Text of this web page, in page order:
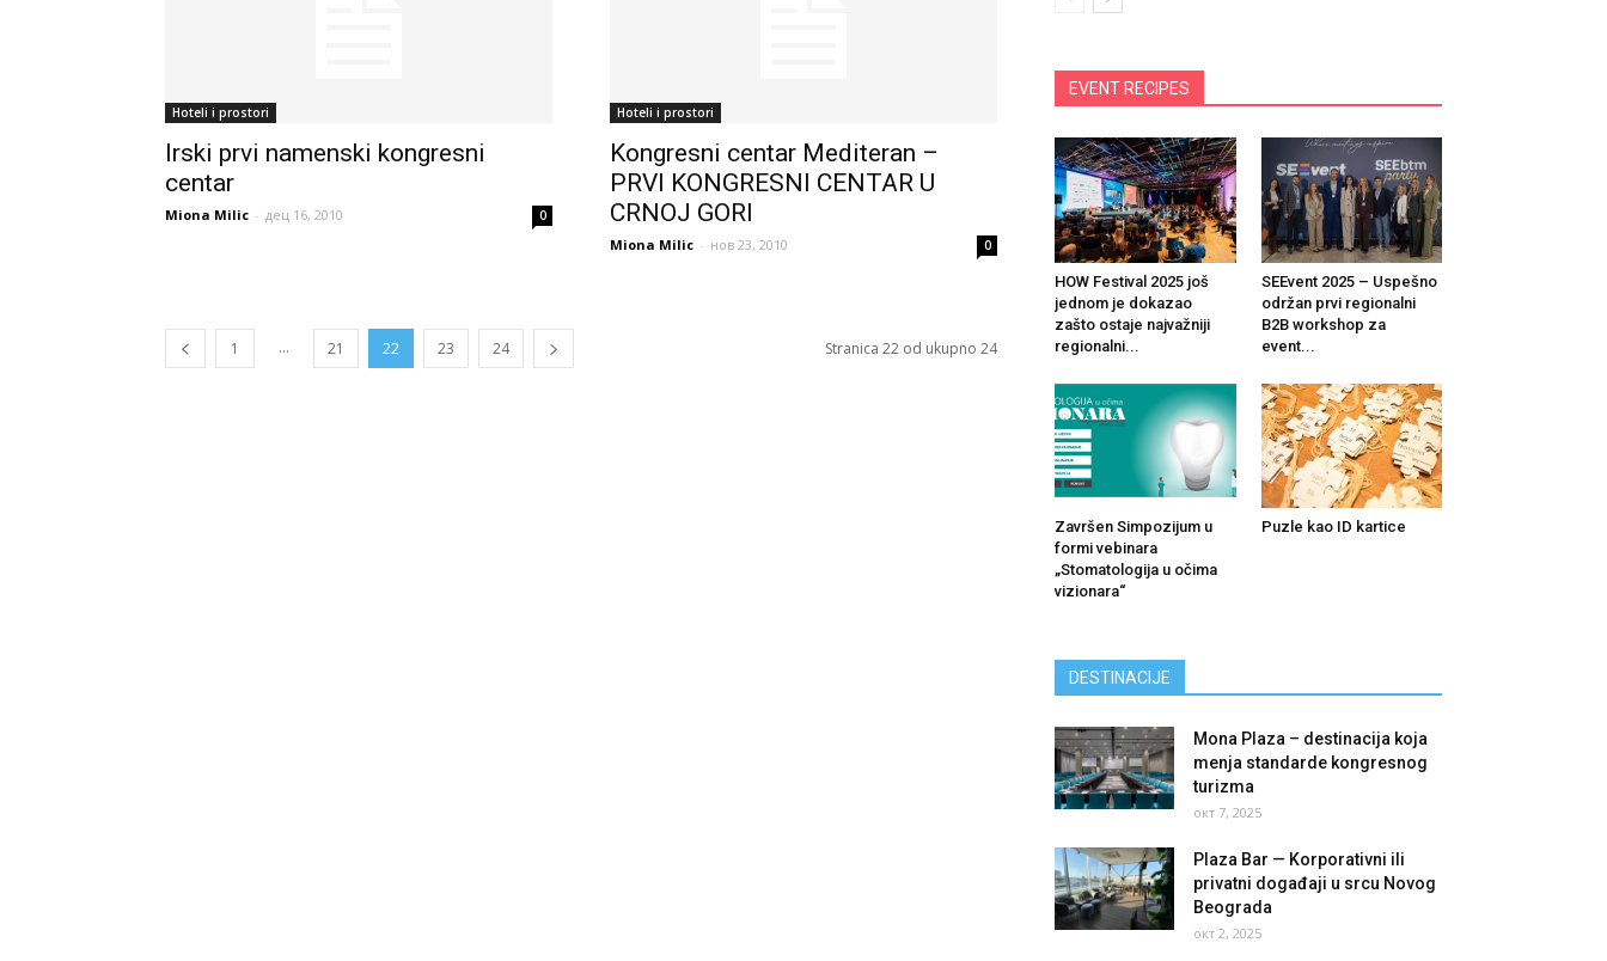
Hoteli i prostori
Irski prvi namenski kongresni
centar
Miona Milic - дец 16, 2010 0
Hoteli i prostori
Kongresni centar Mediteran –
PRVI KONGRESNI CENTAR U
CRNOJ GORI
Miona Milic - нов 23, 2010 0
1 ... 21 22 23 24 Stranica 22 od ukupno 24
EVENT RECIPES
HOW Festival 2025 još
jednom je dokazao
zašto ostaje najvažniji
regionalni...
SEEvent 2025 – Uspešno
održan prvi regionalni
B2B workshop za
event...
Završen Simpozijum u
formi vebinara
„Stomatologija u očima
vizionara“
Puzle kao ID kartice
DESTINACIJE
Mona Plaza – destinacija koja
menja standarde kongresnog
turizma
окт 7, 2025
Plaza Bar — Korporativni ili
privatni događaji u srcu Novog
Beograda
окт 2, 2025